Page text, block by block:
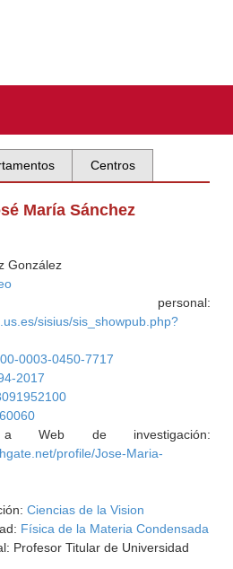
Centros
María Sánchez
González
personal:
sisius/sis_showpub.php?
0003-0450-7717
2017
Web de investigación:
profile/Jose-Maria-
Ciencias de la Vision
Física de la Materia Condensada
Profesor Titular de Universidad